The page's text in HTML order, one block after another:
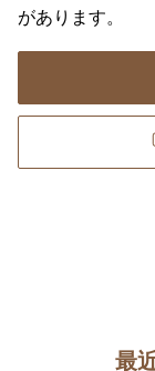
があります。
最